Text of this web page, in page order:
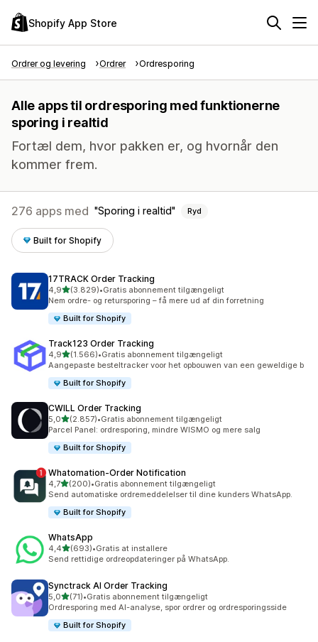
Shopify App Store
Ordrer og levering Ordrer Ordresporing
Alle apps til ordresporing med funktionerne
sporing i realtid
Fortæl dem, hvor pakken er, og hvornår den
kommer frem.
276 apps med Sporing i realtid Ryd
Built for Shopify
17TRACK Order Tracking
4,9ud af 5 stjerner
(3.829)
3829 anmeldelser i alt
•Gratis abonnement tilgængeligt
Nem ordre- og retursporing – få mere ud af din forretning
Built for Shopify
Track123 Order Tracking
4,9ud af 5 stjerner
(1.566)
1566 anmeldelser i alt
•Gratis abonnement tilgængeligt
Aangepaste besteltracker voor het opbouwen van een geweldige b
Built for Shopify
CWILL Order Tracking
5,0ud af 5 stjerner
(2.857)
2857 anmeldelser i alt
•Gratis abonnement tilgængeligt
Parcel Panel: ordresporing, mindre WISMO og mere salg
Built for Shopify
Whatomation‑Order Notification
4,7ud af 5 stjerner
(200)
200 anmeldelser i alt
•Gratis abonnement tilgængeligt
Send automatiske ordremeddelelser til dine kunders WhatsApp.
Built for Shopify
WhatsApp
4,4ud af 5 stjerner
(693)
693 anmeldelser i alt
•Gratis at installere
Send rettidige ordreopdateringer på WhatsApp.
Synctrack AI Order Tracking
5,0ud af 5 stjerner
(71)
71 anmeldelser i alt
•Gratis abonnement tilgængeligt
Ordresporing med AI-analyse, spor ordrer og ordresporingsside
Built for Shopify